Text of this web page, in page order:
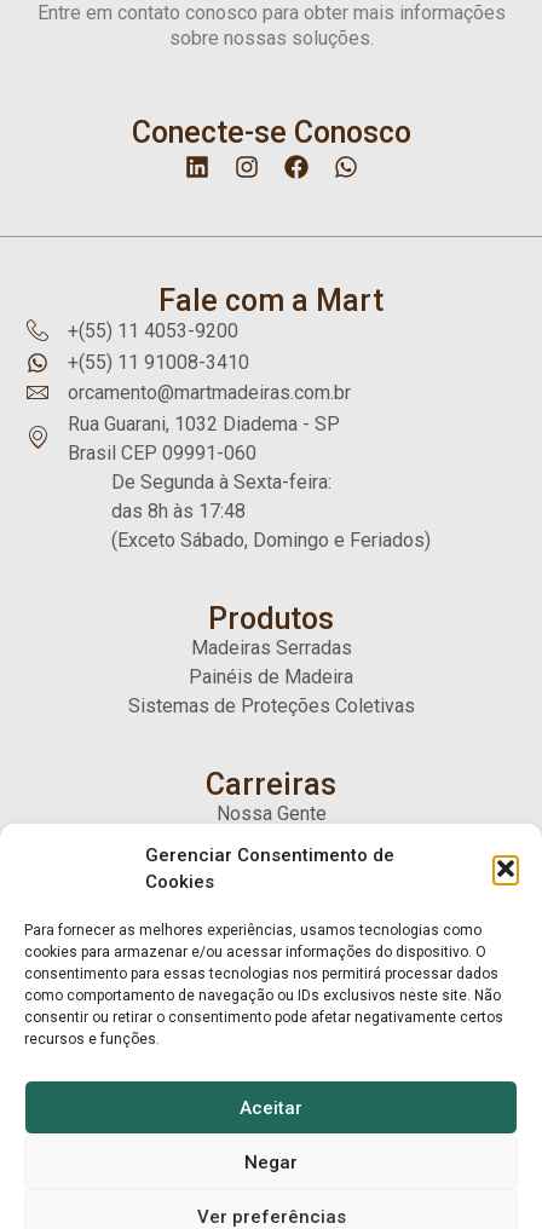
Gerenciar Consentimento de
Cookies
Para fornecer as melhores experiências, usamos tecnologias como
cookies para armazenar e/ou acessar informações do dispositivo. O
consentimento para essas tecnologias nos permitirá processar dados
como comportamento de navegação ou IDs exclusivos neste site. Não
consentir ou retirar o consentimento pode afetar negativamente certos
recursos e funções.
Aceitar
Negar
Ver preferências
Entre em contato conosco para obter mais informações
sobre nossas soluções.
Conecte-se Conosco
Fale com a Mart
+(55) 11 4053-9200
+(55) 11 91008-3410
orcamento@martmadeiras.com.br
Rua Guarani, 1032 Diadema - SP
Brasil CEP 09991-060
De Segunda à Sexta-feira:
das 8h às 17:48
(Exceto Sábado, Domingo e Feriados)
Produtos
Madeiras Serradas
Painéis de Madeira
Sistemas de Proteções Coletivas
Carreiras
Nossa Gente
Fale Conosco
Trabalhe Conosco
© Mart Madeiras 2025. Todos os direitos reservados.
Privacidade e CookiesMart Madeiras ↑